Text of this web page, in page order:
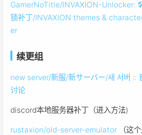
GamerNoTitle/INVAXION-Unlocker:
锁补丁/INVAXION themes &
er
续更组
new server/新服/新サーバー/새 서버 ::
讨论
discord本地服务器补丁（进入方法)
rustaxion/old-server-emulator （这